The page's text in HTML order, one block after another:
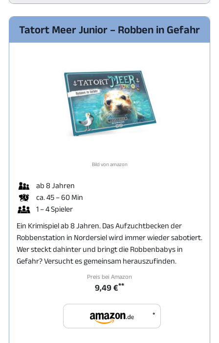
Tatort Meer Junior – Robben in Gefahr
Bild von amazon
ab 8 Jahren
ca. 45 – 60 Min
1 – 4 Spieler
Ein Krimispiel ab 8 Jahren. Das Aufzuchtbecken der
Robbenstation in Nordersiel wird immer wieder sabotiert.
Wer steckt dahinter und bringt die Robbenbabys in
Gefahr? Versucht es gemeinsam herauszufinden.
Preis bei Amazon
9,49 €**
*